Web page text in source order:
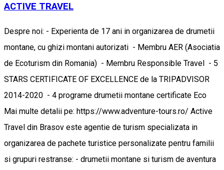
ACTIVE TRAVEL
Despre noi: - Experienta de 17 ani in organizarea de drumetii
montane, cu ghizi montani autorizati - Membru AER (Asociatia
de Ecoturism din Romania) - Membru Responsible Travel - 5
STARS CERTIFICATE OF EXCELLENCE de la TRIPADVISOR
2014-2020 - 4 programe drumetii montane certificate Eco
Mai multe detalii pe: https://www.adventure-tours.ro/ Active
Travel din Brasov este agentie de turism specializata in
organizarea de pachete turistice personalizate pentru familii
si grupuri restranse: - drumetii montane si turism de aventura